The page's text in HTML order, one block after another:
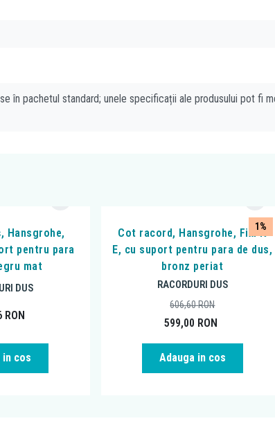
în pachetul standard; unele specificații ale produsului pot fi
Hansgrohe,
pentru para
mat
DUS
RON
in cos
1%
Cot racord, Hansgrohe, FixFit
E, cu suport pentru para de dus,
bronz periat
RACORDURI DUS
599,00 RON
606,60RON
Adauga in cos